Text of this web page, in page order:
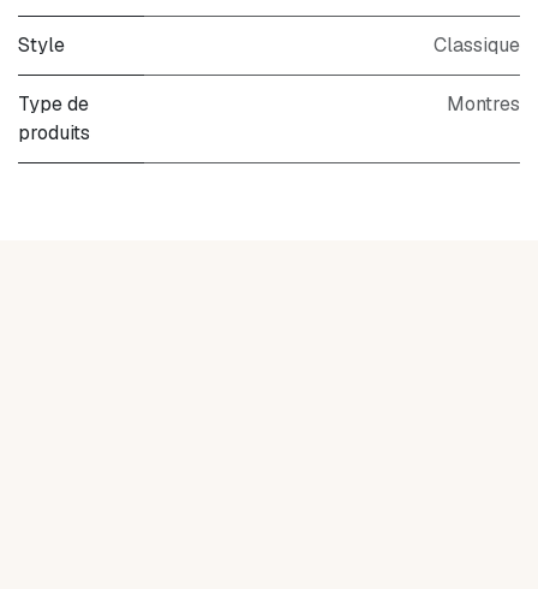
Style Classique
Type de
produits
Montres